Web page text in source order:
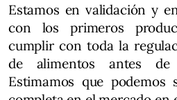
Estamos en validación y
con los primeros
cumplir con toda la
de alimentos antes
Estimamos que